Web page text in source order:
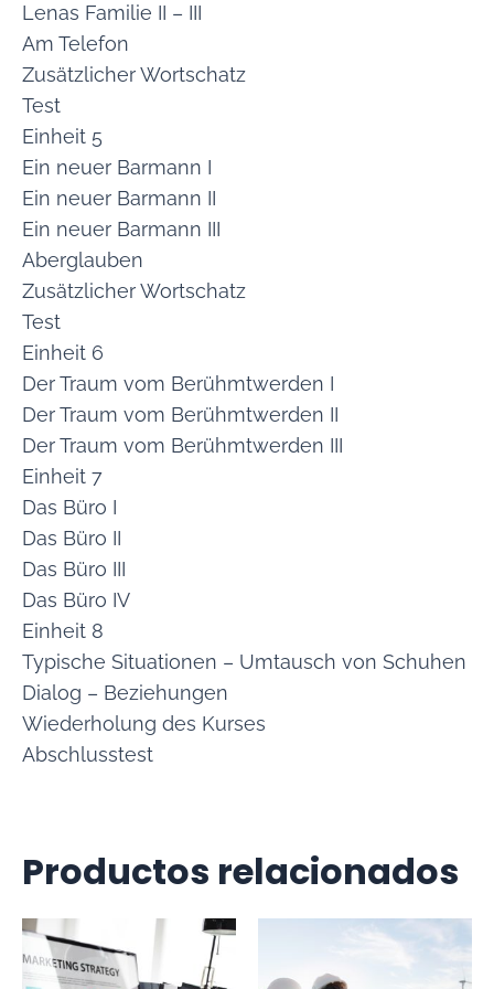
Lenas Familie II – III
Am Telefon
Zusätzlicher Wortschatz
Test
Einheit 5
Ein neuer Barmann I
Ein neuer Barmann II
Ein neuer Barmann III
Aberglauben
Zusätzlicher Wortschatz
Test
Einheit 6
Der Traum vom Berühmtwerden I
Der Traum vom Berühmtwerden II
Der Traum vom Berühmtwerden III
Einheit 7
Das Büro I
Das Büro II
Das Büro III
Das Büro IV
Einheit 8
Typische Situationen – Umtausch von Schuhen
Dialog – Beziehungen
Wiederholung des Kurses
Abschlusstest
Productos relacionados